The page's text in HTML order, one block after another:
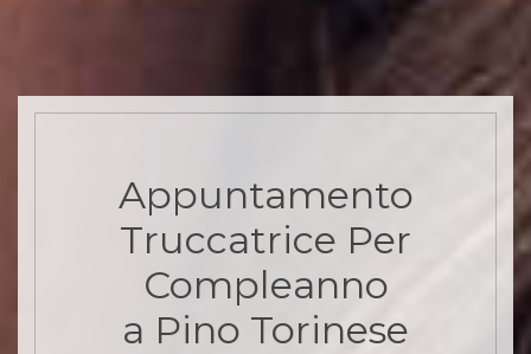
Appuntamento
Truccatrice Per
Compleanno
a Pino Torinese